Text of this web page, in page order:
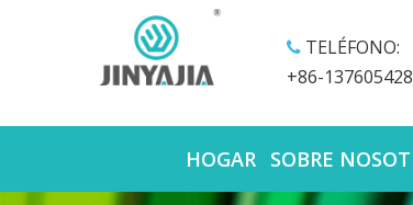
TELÉFONO:
+86-
HOGAR SOBRE